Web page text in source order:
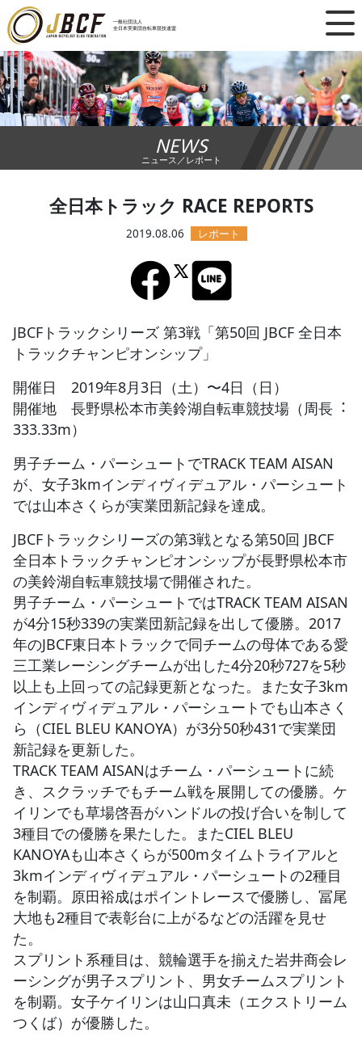
一般社団法人
全日本実業団自転車競技連盟
×
ニュース
レース日程
ランキング
チーム・選手
競技ガイド
エントリー
JBCF ROAD SERIESとは
NEWS
ニュース／レポート
全日本トラック RACE REPORTS
2019.08.06
JBCFトラックシリーズ 第3戦「第50回 JBCF 全日本
トラックチャンピオンシップ」
開催日 2019年8月3日（土）〜4日（日）
開催地 長野県松本市美鈴湖自転車競技場（周長︓
333.33m）
男子チーム・パーシュートでTRACK TEAM AISAN
が、女子3kmインディヴィデュアル・パーシュート
では山本さくらが実業団新記録を達成。
JBCFトラックシリーズの第3戦となる第50回 JBCF
全日本トラックチャンピオンシップが長野県松本市
の美鈴湖自転車競技場で開催された。
男子チーム・パーシュートではTRACK TEAM AISAN
が4分15秒339の実業団新記録を出して優勝。2017
年のJBCF東日本トラックで同チームの母体である愛
三工業レーシングチームが出した4分20秒727を5秒
以上も上回っての記録更新となった。また女子3km
インディヴィデュアル・パーシュートでも山本さく
ら（CIEL BLEU KANOYA）が3分50秒431で実業団
新記録を更新した。
TRACK TEAM AISANはチーム・パーシュートに続
き、スクラッチでもチーム戦を展開しての優勝。ケ
イリンでも草場啓吾がハンドルの投げ合いを制して
3種目での優勝を果たした。またCIEL BLEU
KANOYAも山本さくらが500mタイムトライアルと
3kmインディヴィデュアル・パーシュートの2種目
を制覇。原田裕成はポイントレースで優勝し、冨尾
大地も2種目で表彰台に上がるなどの活躍を見せ
た。
スプリント系種目は、競輪選手を揃えた岩井商会レ
ーシングが男子スプリント、男女チームスプリント
を制覇。女子ケイリンは山口真未（エクストリーム
つくば）が優勝した。